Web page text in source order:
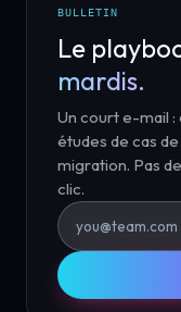
BULLETIN
Le
mardis.
Un court e-mail :
études de cas
migration. Pas
clic.